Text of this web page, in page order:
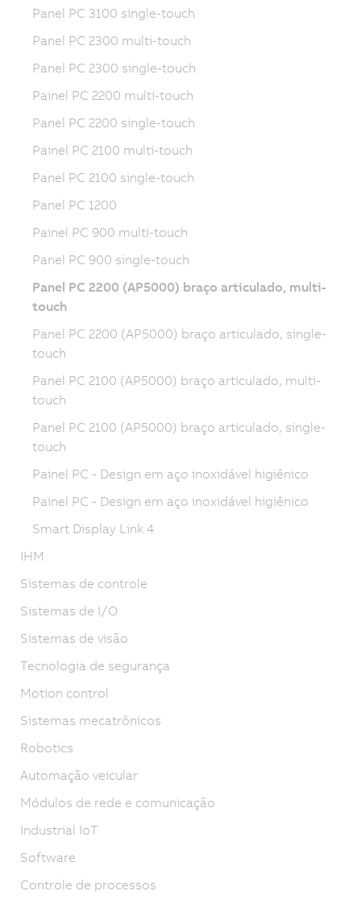
Panel PC 3100 single-touch
Panel PC 2300 multi-touch
Panel PC 2300 single-touch
Painel PC 2200 multi-touch
Panel PC 2200 single-touch
Painel PC 2100 multi-touch
Panel PC 2100 single-touch
Panel PC 1200
Painel PC 900 multi-touch
Panel PC 900 single-touch
Panel PC 2200 (AP5000) braço articulado, multi-
touch
Panel PC 2200 (AP5000) braço articulado, single-
touch
Panel PC 2100 (AP5000) braço articulado, multi-
touch
Panel PC 2100 (AP5000) braço articulado, single-
touch
Painel PC - Design em aço inoxidável higiênico
Painel PC - Design em aço inoxidável higiênico
Smart Display Link 4
IHM
Sistemas de controle
Sistemas de I/O
Sistemas de visão
Tecnologia de segurança
Motion control
Sistemas mecatrônicos
Robotics
Automação veicular
Módulos de rede e comunicação
Industrial IoT
Software
Controle de processos